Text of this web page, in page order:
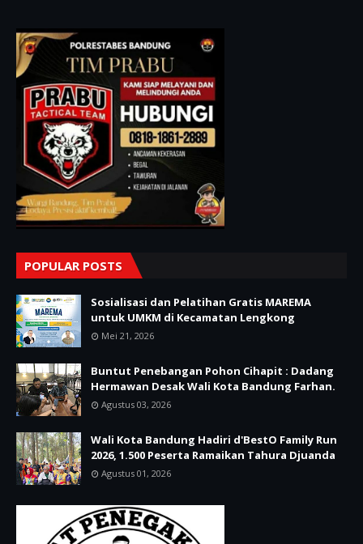
POPULAR POSTS
Sosialisasi dan Pelatihan Gratis MAREMA
untuk UMKM di Kecamatan Lengkong
Mei 21, 2026
Buntut Penebangan Pohon Cihapit : Dadang
Hermawan Desak Wali Kota Bandung Farhan.
Agustus 03, 2026
Wali Kota Bandung Hadiri d'BestO Family Run
2026, 1.500 Peserta Ramaikan Tahura Djuanda
Agustus 01, 2026